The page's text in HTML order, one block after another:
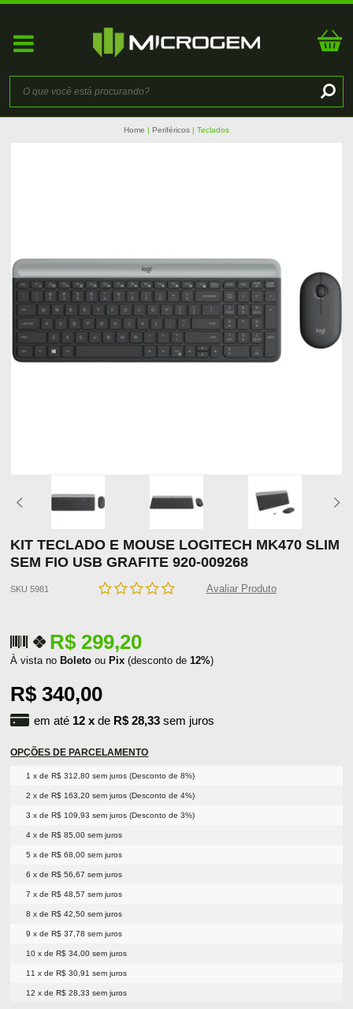
Home Periféricos Teclados
KIT TECLADO E MOUSE LOGITECH MK470 SLIM
SEM FIO USB GRAFITE 920-009268
SKU 5981 Avaliar Produto
R$ 299,20
À vista noBoleto ouPix (desconto de 12%)
R$ 340,00
em até 12 x de R$ 28,33 sem juros
OPÇÕES DE PARCELAMENTO
1 x de R$ 312,80 sem juros (Desconto de 8%)
2 x de R$ 163,20 sem juros (Desconto de 4%)
3 x de R$ 109,93 sem juros (Desconto de 3%)
4 x de R$ 85,00 sem juros
5 x de R$ 68,00 sem juros
6 x de R$ 56,67 sem juros
7 x de R$ 48,57 sem juros
8 x de R$ 42,50 sem juros
9 x de R$ 37,78 sem juros
10 x de R$ 34,00 sem juros
11 x de R$ 30,91 sem juros
12 x de R$ 28,33 sem juros